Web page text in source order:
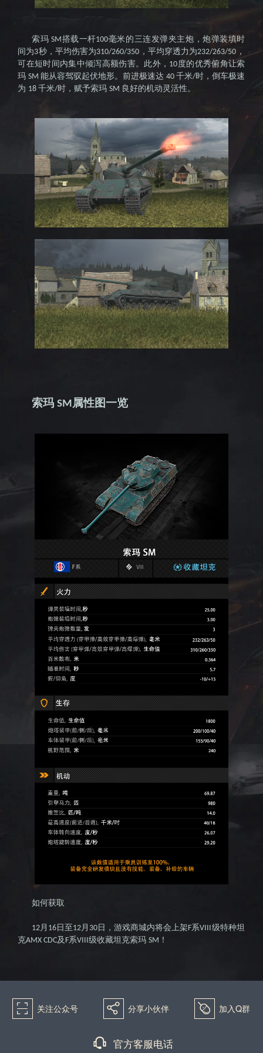
索玛SM搭载一杆100毫米的三连发弹夹主炮，炮弹装填时
间为3秒，平均伤害为310/260/350 ，平均穿透力为232/263/50 ，
可在短时间内集中倾泻高额伤害。此外， 10度的优秀俯角让索
玛SM能从容驾驭起伏地形。前进极速达40千米/时，倒车极速
为 18千米/时，赋予索玛SM 良好的机动灵活性。
索玛SM属性图一览
如何获取
12月 16日至12月 30日，游戏商城内将会上架F系VIII级特种坦
克AMX CDC及 F系VIII级收藏坦克索玛SM ！
򰀁 关注公众号 򰀂 分享小伙伴 򰀄 加入Q群
򰀃 官方客服电话